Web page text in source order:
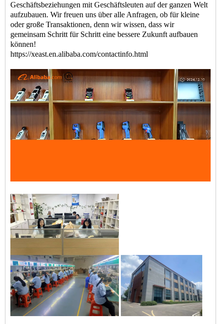
Geschäftsbeziehungen mit Geschäftsleuten auf der ganzen Welt
aufzubauen. Wir freuen uns über alle Anfragen, ob für kleine
oder große Transaktionen, denn wir wissen, dass wir
gemeinsam Schritt für Schritt eine bessere Zukunft aufbauen
können!
https://xeast.en.alibaba.com/contactinfo.html